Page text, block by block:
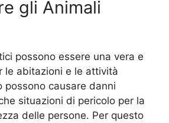
gli Animali
possono essere una vera e
le abitazioni e le attività
possono causare danni
situazioni di pericolo per la
delle persone. Per questo